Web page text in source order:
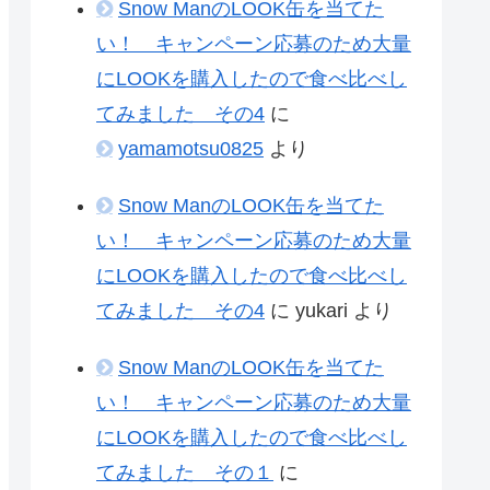
Snow ManのLOOK缶を当てた
い！ キャンペーン応募のため大量
にLOOKを購入したので食べ比べし
てみました その4 に
yamamotsu0825 より
Snow ManのLOOK缶を当てた
い！ キャンペーン応募のため大量
にLOOKを購入したので食べ比べし
てみました その4 に yukari より
Snow ManのLOOK缶を当てた
い！ キャンペーン応募のため大量
にLOOKを購入したので食べ比べし
てみました その１ に